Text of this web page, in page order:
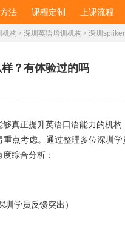
法 课程定制 上课流程
机构 > 深圳英语培训机构 > 深圳
？有体验过的吗
真正提升英语口语能力的机
点考虑。通过整理多位深圳
综合分析：
学员反馈突出）